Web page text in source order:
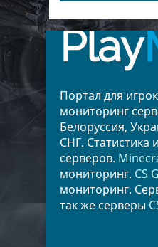
Play
Портал для
мониторинг
Белоруссия,
СНГ. Статистика
серверов.
мониторинг. CS
мониторинг.
так же серверы